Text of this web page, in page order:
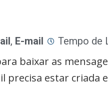
, E-mail Tempo de
baixar as
precisa estar criada